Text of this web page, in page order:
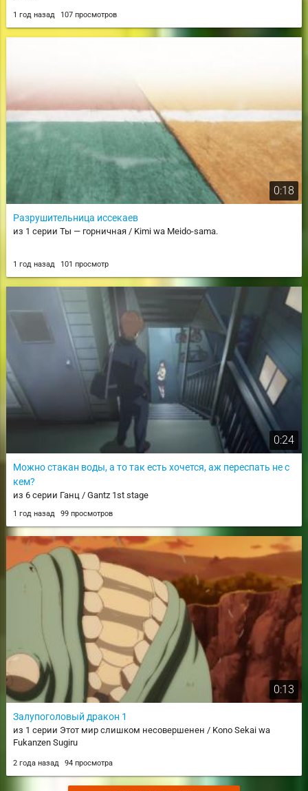
1 год назад 107 просмотров
0:18
Разрушительница иссекаев
из 1 серии Ты — горничная / Kimi wa Meido-sama.
1 год назад 101 просмотр
0:24
Можно стакан воды, а то так есть хочется, аж переспать не с
кем?
из 6 серии Ганц / Gantz 1st stage
1 год назад 99 просмотров
0:13
Залупоголовый дракон 1
из 1 серии Этот мир слишком несовершенен / Kono Sekai wa
Fukanzen Sugiru
2 года назад 94 просмотра